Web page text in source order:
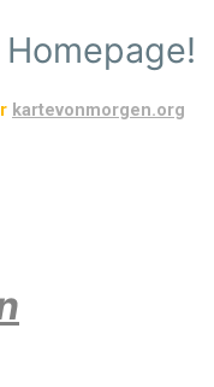
kartevonmorgen.org